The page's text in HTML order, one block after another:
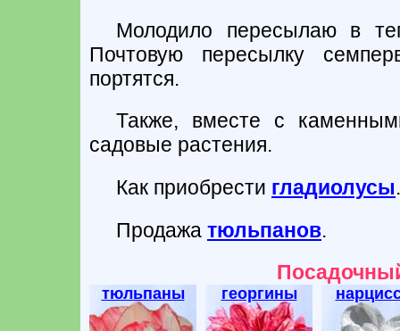
Молодило пересылаю в
Почтовую пересылку
портятся.
Также, вместе с
садовые растения.
Как приобрести гладиолусы.
Продажа тюльпанов.
тюльпаны георгины